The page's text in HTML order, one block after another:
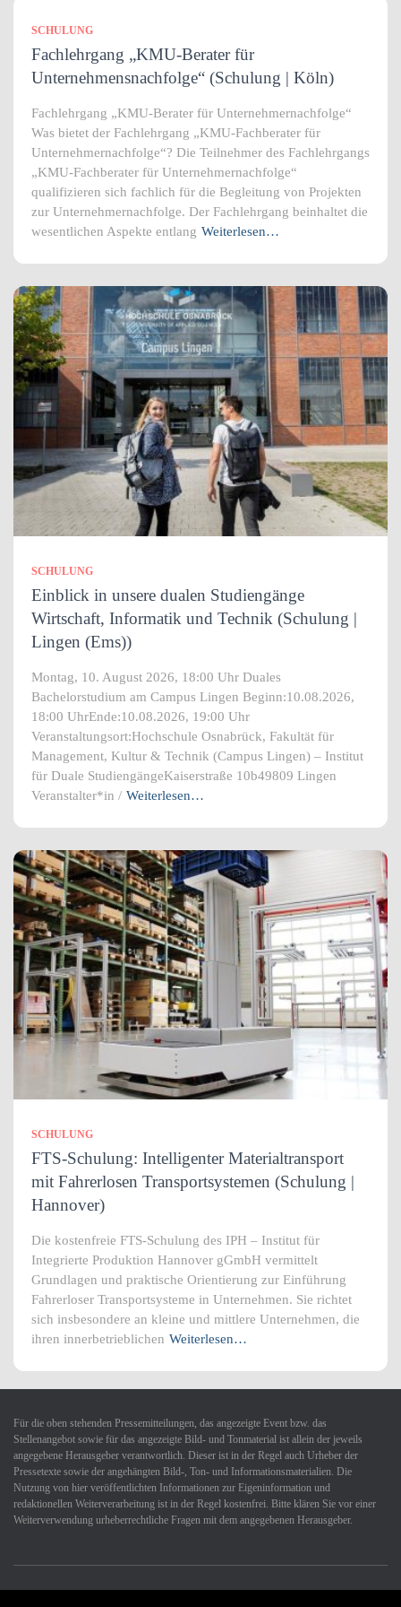
SCHULUNG
Fachlehrgang „KMU-Berater für
Unternehmensnachfolge“ (Schulung | Köln)
Fachlehrgang „KMU-Berater für Unternehmernachfolge“
Was bietet der Fachlehrgang „KMU-Fachberater für
Unternehmernachfolge“? Die Teilnehmer des Fachlehrgangs
„KMU-Fachberater für Unternehmernachfolge“
qualifizieren sich fachlich für die Begleitung von Projekten
zur Unternehmernachfolge. Der Fachlehrgang beinhaltet die
wesentlichen Aspekte entlang Weiterlesen…
SCHULUNG
Einblick in unsere dualen Studiengänge
Wirtschaft, Informatik und Technik (Schulung |
Lingen (Ems))
Montag, 10. August 2026, 18:00 Uhr Duales
Bachelorstudium am Campus Lingen Beginn:10.08.2026,
18:00 UhrEnde:10.08.2026, 19:00 Uhr
Veranstaltungsort:Hochschule Osnabrück, Fakultät für
Management, Kultur & Technik (Campus Lingen) – Institut
für Duale StudiengängeKaiserstraße 10b49809 Lingen
Veranstalter*in / Weiterlesen…
SCHULUNG
FTS-Schulung: Intelligenter Materialtransport
mit Fahrerlosen Transportsystemen (Schulung |
Hannover)
Die kostenfreie FTS-Schulung des IPH – Institut für
Integrierte Produktion Hannover gGmbH vermittelt
Grundlagen und praktische Orientierung zur Einführung
Fahrerloser Transportsysteme in Unternehmen. Sie richtet
sich insbesondere an kleine und mittlere Unternehmen, die
ihren innerbetrieblichen Weiterlesen…
Für die oben stehenden Pressemitteilungen, das angezeigte Event bzw. das
Stellenangebot sowie für das angezeigte Bild- und Tonmaterial ist allein der jeweils
angegebene Herausgeber verantwortlich. Dieser ist in der Regel auch Urheber der
Pressetexte sowie der angehängten Bild-, Ton- und Informationsmaterialien. Die
Nutzung von hier veröffentlichten Informationen zur Eigeninformation und
redaktionellen Weiterverarbeitung ist in der Regel kostenfrei. Bitte klären Sie vor einer
Weiterverwendung urheberrechtliche Fragen mit dem angegebenen Herausgeber.